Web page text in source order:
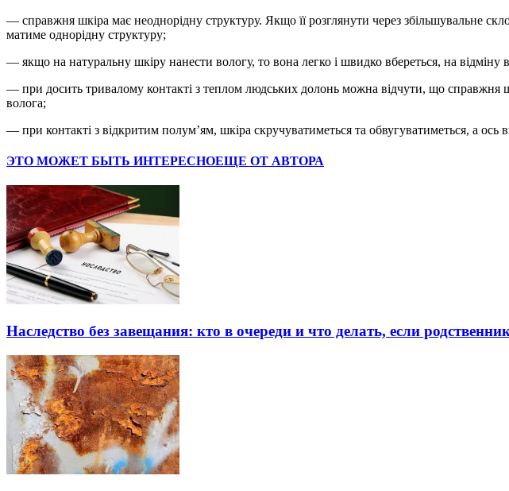
— справжня шкіра має неоднорідну структуру. Якщо її розглянути через збільшувальне
матиме однорідну структуру;
— якщо на натуральну шкіру нанести вологу, то вона легко і швидко вбереться, на відміну
— при досить тривалому контакті з теплом людських долонь можна відчути, що справжня
волога;
— при контакті з відкритим полум’ям, шкіра скручуватиметься та обвугуватиметься, а
ЭТО МОЖЕТ БЫТЬ ИНТЕРЕСНОЕЩЕ ОТ АВТОРА
Наследство без завещания: кто в очереди и что делать, если